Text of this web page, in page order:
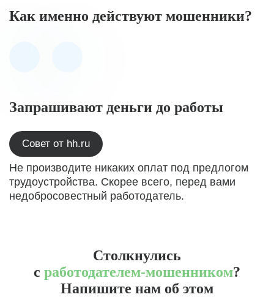
Как именно действуют мошенники?
Запрашивают деньги до работы
Совет от hh.ru
Не производите никаких оплат под предлогом
трудоустройства. Скорее всего, перед вами
недобросовестный работодатель.
Столкнулись
с работодателем-мошенником?
Напишите нам об этом